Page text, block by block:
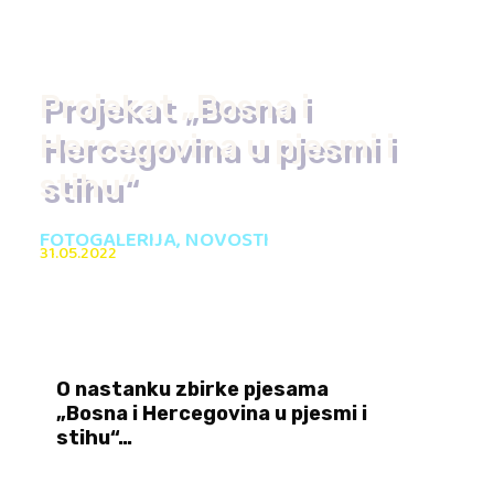
Projekat „Bosna i
Hercegovina u pjesmi i
stihu“
FOTOGALERIJA,NOVOSTI
31.05.2022
O nastanku zbirke pjesama
„Bosna i Hercegovina u pjesmi i
stihu“…